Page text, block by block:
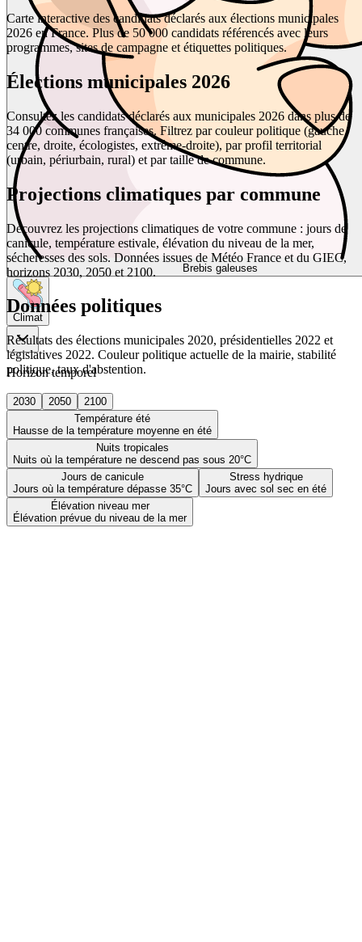
Brebis galeuses
Climat
Horizon temporel
2030 2050
2100
Température été
Hausse de la température moyenne en été
Nuits tropicales
Nuits où la température ne descend pas sous 20°C
Jours de canicule
Jours où la température dépasse 35°C
Stress hydrique
Jours avec sol sec en été
Élévation niveau mer
Élévation prévue du niveau de la mer
Carte interactive des candidats déclarés aux élections municipales
2026 en France. Plus de 50 000 candidats référencés avec leurs
programmes, sites de campagne et étiquettes politiques.
Élections municipales 2026
Consultez les candidats déclarés aux municipales 2026 dans plus de
34 000 communes françaises. Filtrez par couleur politique (gauche,
centre, droite, écologistes, extrême-droite), par profil territorial
(urbain, périurbain, rural) et par taille de commune.
Projections climatiques par commune
Découvrez les projections climatiques de votre commune : jours de
canicule, température estivale, élévation du niveau de la mer,
sécheresses des sols. Données issues de Météo France et du GIEC,
horizons 2030, 2050 et 2100.
Données politiques
Résultats des élections municipales 2020, présidentielles 2022 et
législatives 2022. Couleur politique actuelle de la mairie, stabilité
politique, taux d'abstention.